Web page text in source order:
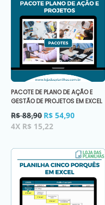
PACOTE DE PLANO DE AÇÃO E
GESTÃO DE PROJETOS EM EXCEL
Preço
normal
R$ 88,90 R$ 54,90
4X R$ 15,22